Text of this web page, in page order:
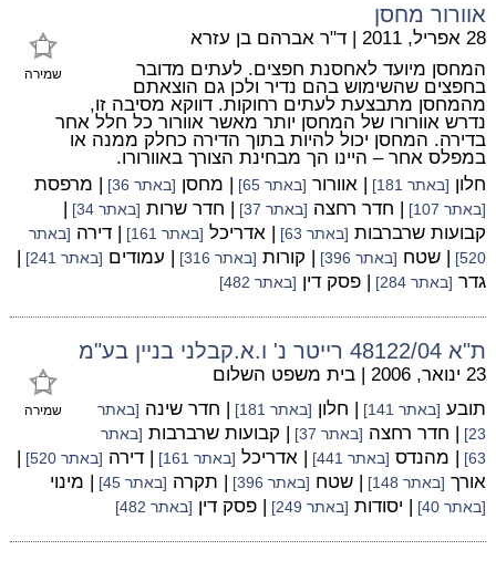
אוורור מחסן
שמירה
28 אפריל, 2011 | ד"ר אברהם בן עזרא
המחסן מיועד לאחסנת חפצים. לעתים מדובר
בחפצים שהשימוש בהם נדיר ולכן גם הוצאתם
מהמחסן מתבצעת לעתים רחוקות. דווקא מסיבה זו,
נדרש אוורורו של המחסן יותר מאשר אוורור כל חלל אחר
בדירה. המחסן יכול להיות בתוך הדירה כחלק ממנה או
במפלס אחר – היינו הך מבחינת הצורך באוורורו.
חלון [באתר 181] | אוורור [באתר 65] | מחסן [באתר 36] | מרפסת
[באתר 107] | חדר רחצה [באתר 37] | חדר שרות [באתר 34]
|
קבועות שרברבות [באתר 63] | אדריכל [באתר 161] | דירה [באתר
520]
| שטח [באתר 396] | קורות [באתר 316] | עמודים [באתר 241]
|
גדר [באתר 284] | פסק דין [באתר 482]
ת"א 48122/04 רייטר נ' ו.א.קבלני בניין בע"מ
שמירה
23 ינואר, 2006 | בית משפט השלום
תובע [באתר 141] | חלון [באתר 181] | חדר שינה [באתר
23]
| חדר רחצה [באתר 37] | קבועות שרברבות [באתר
63]
| מהנדס [באתר 441] | אדריכל [באתר 161] | דירה [באתר 520]
|
אורך [באתר 148] | שטח [באתר 396] | תקרה [באתר 45] | מינוי
[באתר 40] | יסודות [באתר 249] | פסק דין [באתר 482]